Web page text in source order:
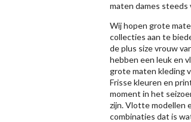
maten dames steeds
Wij hopen grote
collecties aan te
de plus size vrouw
hebben een leuk en
grote maten kleding
Frisse kleuren en
moment in het
zijn. Vlotte modellen
combinaties dat is